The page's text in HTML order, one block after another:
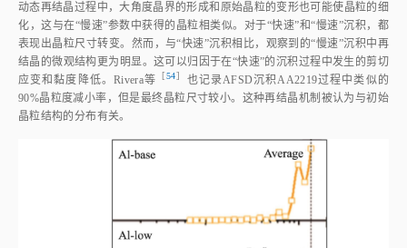
动态再结晶过程中，大角度晶界的形成和原始晶粒的变形也可能使晶粒的细
化，这与在“慢速”参数中获得的晶粒相类似。对于“快速”和“慢速”沉积，都
表现出晶粒尺寸转变。然而，与“快速”沉积相比，观察到的“慢速”沉积中再
结晶的微观结构更为明显。这可以归因于在“快速”的沉积过程中发生的剪切
应变和黏度降低。Rivera等 ［54］ 也记录AFSD沉积AA2219过程中类似的
90%晶粒度减小率，但是最终晶粒尺寸较小。这种再结晶机制被认为与初始
晶粒结构的分布有关。